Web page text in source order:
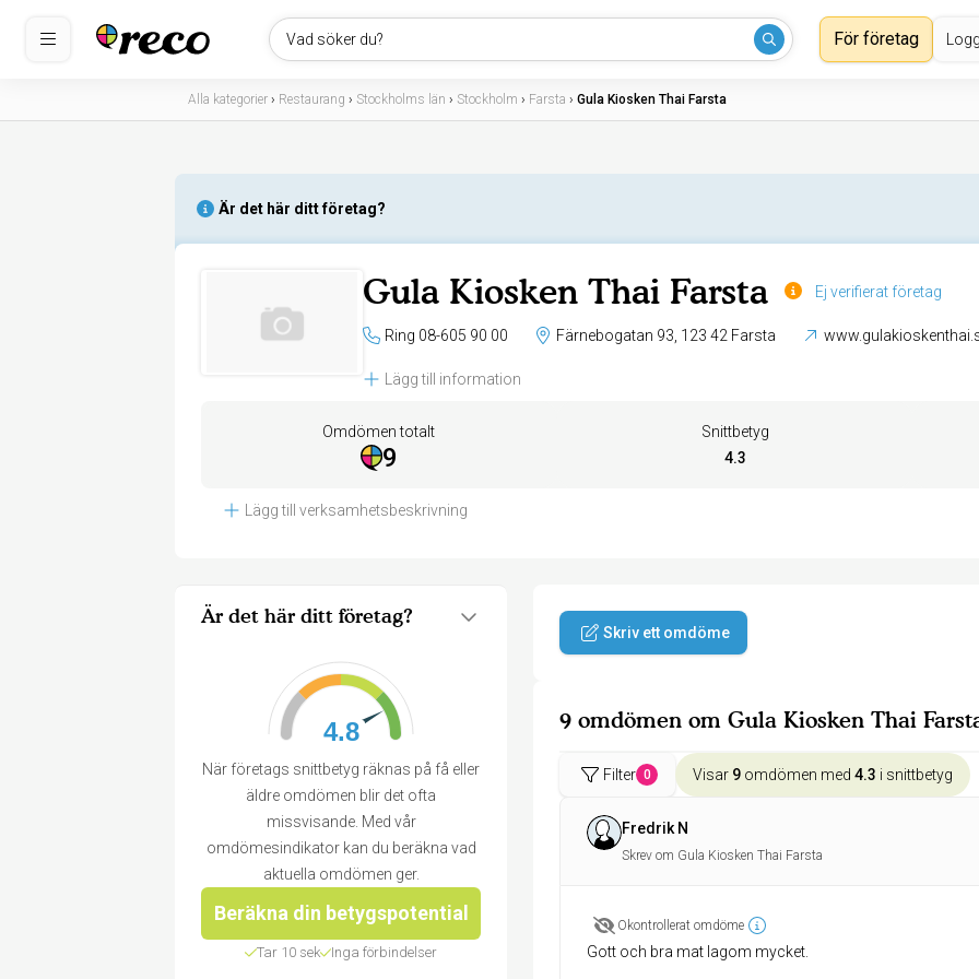
Vad söker du? För företag
Alla kategorier › Restaurang › Stockholms län › Stockholm › Farsta › Gula Kiosken Thai Farsta
Är det här ditt företag?
Gula Kiosken Thai Farsta Ej verifierat företag
Ring 08-605 90 00 Färnebogatan 93, 123 42 Farsta
Lägg till information
Omdömen totalt
9
Snittbetyg
4.3
Lägg till verksamhetsbeskrivning
Är det här ditt företag?
4.8
När företags snittbetyg räknas på få eller
äldre omdömen blir det ofta
missvisande. Med vår
omdömesindikator kan du beräkna vad
aktuella omdömen ger.
Beräkna din betygspotential
Tar 10 sek Inga förbindelser
Skriv ett omdöme
9 omdömen om Gula Kiosken Thai
Filter 0 Visar 9 omdömen med 4.3 i snittbetyg
Fredrik N
Skrev om Gula Kiosken Thai Farsta
Okontrollerat omdöme
Gott och bra mat lagom mycket.